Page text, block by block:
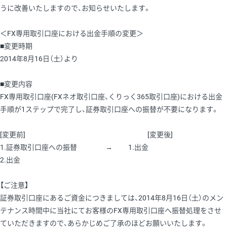
うに改善いたしますので、お知らせいたします。
＜FX専用取引口座における出金手順の変更＞
■変更時期
2014年8月16日（土）より
■変更内容
FX専用取引口座(FXネオ取引口座、くりっく365取引口座)における出金
手順が1ステップで完了し、証券取引口座への振替が不要になります。
[変更前] [変更後]
1.証券取引口座への振替 → 1.出金
2.出金
【ご注意】
証券取引口座にあるご資金につきましては、2014年8月16日（土）のメン
テナンス時間中に当社にてお客様のFX専用取引口座へ振替処理をさせ
ていただきますので、あらかじめご了承のほどお願いいたします。